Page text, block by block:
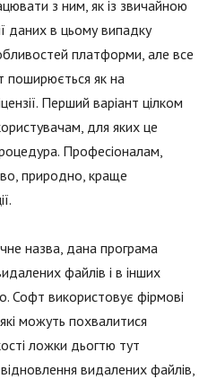
з ним, як із звичайною
даних в цьому випадку
платформи, але все
поширюється як на
Перший варіант цілком
для яких це
Професіоналам,
природно, краще
назва, дана програма
файлів і в інших
Софт використовує фірмові
можуть похвалитися
ложки дьогтю тут
видалених файлів,